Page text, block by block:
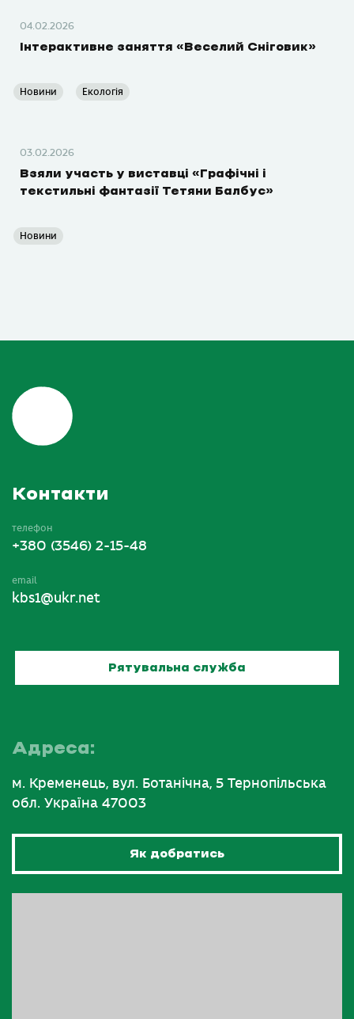
04.02.2026
Інтерактивне заняття «Веселий Сніговик»
Новини Екологія
03.02.2026
Взяли участь у виставці «Графічні і
текстильні фантазії Тетяни Балбус»
Новини
Контакти
телефон
+380 (3546) 2-15-48
email
kbs1@ukr.net
Рятувальна служба
Адреса:
м. Кременець, вул. Ботанічна, 5 Тернопільська
обл. Україна 47003
Як добратись